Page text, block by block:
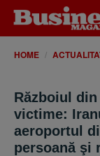
HOME
Războiul
victime:
aeroportul
persoană şi